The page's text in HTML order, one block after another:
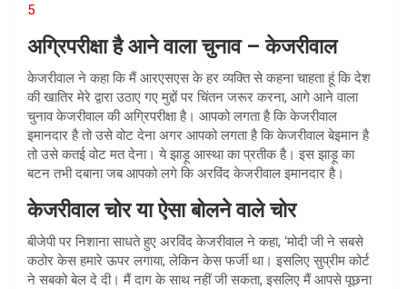
5
अग्रिपरीक्षा है आने वाला चुनाव – केजरीवाल
केजरीवाल ने कहा कि मैं आरएसएस के हर व्यक्ति से कहना चाहता हूं कि देश
की खातिर मेरे द्वारा उठाए गए मुद्दों पर चिंतन जरूर करना, आगे आने वाला
चुनाव केजरीवाल की अग्रिपरीक्षा है। आपको लगता है कि केजरीवाल
इमानदार है तो उसे वोट देना अगर आपको लगता है कि केजरीवाल बेइमान है
तो उसे कतई वोट मत देना। ये झाड़ू आस्था का प्रतीक है। इस झाड़ू का
बटन तभी दबाना जब आपको लगे कि अरविंद केजरीवाल इमानदार है।
केजरीवाल चोर या ऐसा बोलने वाले चोर
बीजेपी पर निशाना साधते हुए अरविंद केजरीवाल ने कहा, ‘मोदी जी ने सबसे
कठोर केस हमारे ऊपर लगाया, लेकिन केस फर्जी था। इसलिए सुप्रीम कोर्ट
ने सबको बेल दे दी। मैं दाग के साथ नहीं जी सकता, इसलिए मैं आपसे पूछना